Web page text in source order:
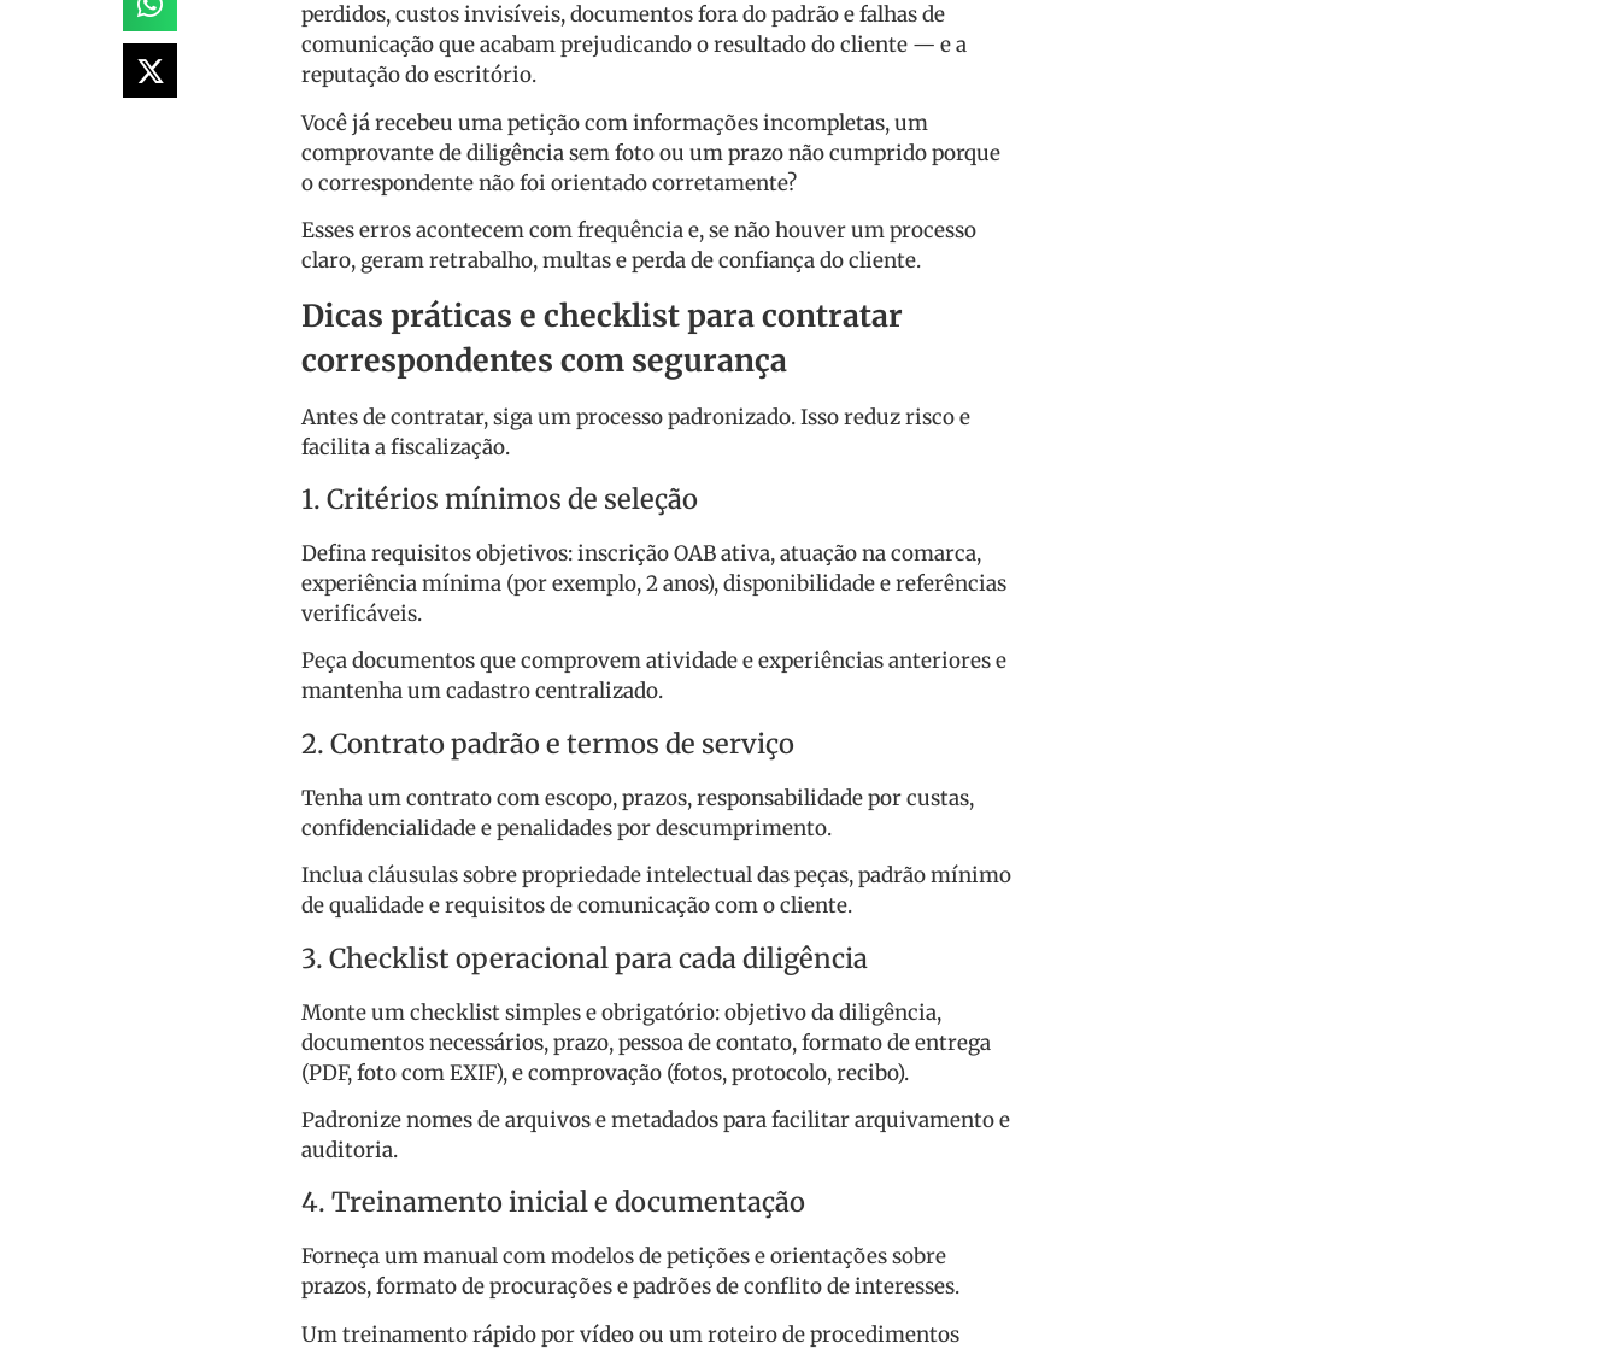
perdidos, custos invisíveis, documentos fora do padrão e falhas de
comunicação que acabam prejudicando o resultado do cliente — e a
reputação do escritório.
Você já recebeu uma petição com informações incompletas, um
comprovante de diligência sem foto ou um prazo não cumprido porque
o correspondente não foi orientado corretamente?
Esses erros acontecem com frequência e, se não houver um processo
claro, geram retrabalho, multas e perda de confiança do cliente.
Dicas práticas e checklist para contratar
correspondentes com segurança
Antes de contratar, siga um processo padronizado. Isso reduz risco e
facilita a fiscalização.
1. Critérios mínimos de seleção
Defina requisitos objetivos: inscrição OAB ativa, atuação na comarca,
experiência mínima (por exemplo, 2 anos), disponibilidade e referências
verificáveis.
Peça documentos que comprovem atividade e experiências anteriores e
mantenha um cadastro centralizado.
2. Contrato padrão e termos de serviço
Tenha um contrato com escopo, prazos, responsabilidade por custas,
confidencialidade e penalidades por descumprimento.
Inclua cláusulas sobre propriedade intelectual das peças, padrão mínimo
de qualidade e requisitos de comunicação com o cliente.
3. Checklist operacional para cada diligência
Monte um checklist simples e obrigatório: objetivo da diligência,
documentos necessários, prazo, pessoa de contato, formato de entrega
(PDF, foto com EXIF), e comprovação (fotos, protocolo, recibo).
Padronize nomes de arquivos e metadados para facilitar arquivamento e
auditoria.
4. Treinamento inicial e documentação
Forneça um manual com modelos de petições e orientações sobre
prazos, formato de procurações e padrões de conflito de interesses.
Um treinamento rápido por vídeo ou um roteiro de procedimentos